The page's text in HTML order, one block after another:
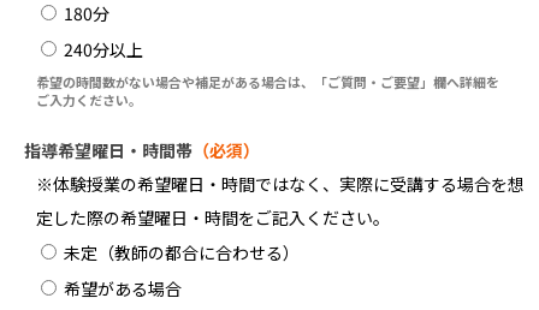
180分
240分以上
希望の時間数がない場合や補足がある場合は、「ご質問・ご要望」欄へ詳細を
ご入力ください。
指導希望曜日・時間帯 （必須）
※体験授業の希望曜日・時間ではなく、実際に受講する場合を想
定した際の希望曜日・時間をご記入ください。
未定（教師の都合に合わせる）
希望がある場合